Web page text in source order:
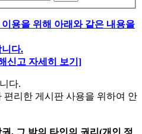
용을 위해 아래와 같은 내용을
다.
신고 자세히 보기]
다.
리한 게시판 사용을 위하여 안